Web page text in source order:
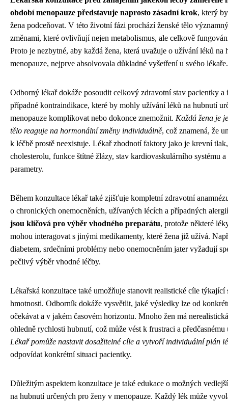
období menopauze představuje naprosto zásadní krok, který
žena podceňovat. V této životní fázi prochází ženské tělo
změnami, které ovlivňují nejen metabolismus, ale celkově
Proto je nezbytné, aby každá žena, která uvažuje o užívání léků na
menopauze, nejprve absolvovala důkladné vyšetření u svého lékaře.
Odborný lékař dokáže posoudit celkový zdravotní stav pacientky a
případné kontraindikace, které by mohly užívání léků na hubnutí
menopauze komplikovat nebo dokonce znemožnit. Každá žena je
tělo reaguje na hormonální změny individuálně, což znamená, že
k léčbě prostě neexistuje. Lékař zhodnotí faktory jako je krevní
cholesterolu, funkce štítné žlázy, stav kardiovaskulárního systému
parametry.
Během konzultace lékař také zjišťuje kompletní zdravotní
o chronických onemocněních, užívaných lécích a případných
jsou klíčová pro výběr vhodného preparátu, protože některé
mohou interagovat s jinými medikamenty, které žena již užívá.
diabetem, srdečními problémy nebo onemocněním jater vyžadují
pečlivý výběr vhodné léčby.
Lékařská konzultace také umožňuje stanovit realistické cíle týkající
hmotnosti. Odborník dokáže vysvětlit, jaké výsledky lze od
očekávat a v jakém časovém horizontu. Mnoho žen má
ohledně rychlosti hubnutí, což může vést k frustraci a
Lékař pomůže nastavit dosažitelné cíle a vytvoří individuální plán
odpovídat konkrétní situaci pacientky.
Důležitým aspektem konzultace je také edukace o možných
na hubnutí určených pro ženy v menopauze. Každý lék může